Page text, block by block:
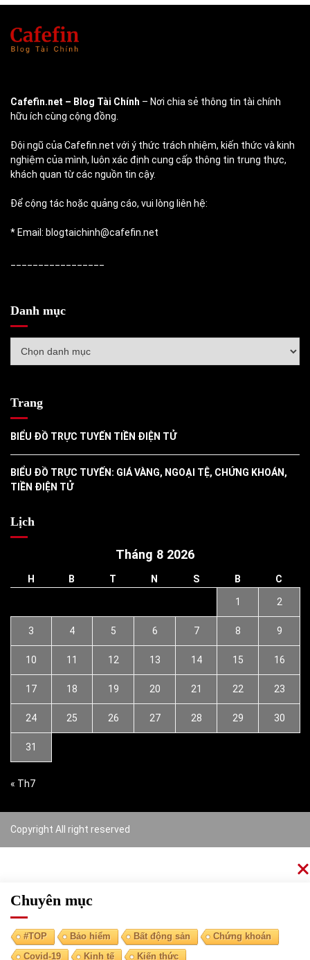
Cafefin.net – Blog Tài Chính – Nơi chia sẻ thông tin tài chính
hữu ích cùng cộng đồng.
Đội ngũ của Cafefin.net với ý thức trách nhiệm, kiến thức và kinh
nghiệm của mình, luôn xác định cung cấp thông tin trung thực,
khách quan từ các nguồn tin cậy.
Để cộng tác hoặc quảng cáo, vui lòng liên hệ:
* Email: blogtaichinh@cafefin.net
Danh mục
mục
Trang
BIỂU ĐỒ TRỰC TUYẾN TIỀN ĐIỆN TỬ
BIỂU ĐỒ TRỰC TUYẾN: GIÁ VÀNG, NGOẠI TỆ, CHỨNG KHOÁN,
TIỀN ĐIỆN TỬ
Lịch
Tháng 8 2026
H B T N S B C
1 2
3 4 5 6 7 8 9
10 11 12 13 14 15 16
17 18 19 20 21 22 23
24 25 26 27 28 29 30
31
« Th7
Copyright All right reserved
Chuyên mục
#TOP Bảo hiểm Bất động sản
Chứng khoán
Covid-19
Kinh tế Kiến thức